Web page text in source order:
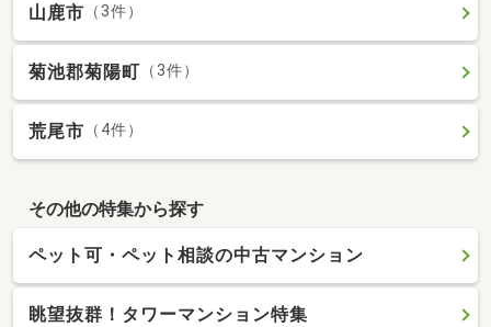
山鹿市 （3件）
菊池郡菊陽町 （3件）
荒尾市 （4件）
その他の特集から探す
ペット可・ペット相談の中古マンション
眺望抜群！タワーマンション特集